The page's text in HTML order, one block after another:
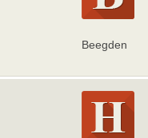
Beegden